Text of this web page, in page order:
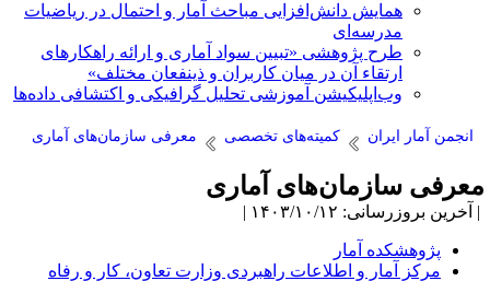
همایش دانش‌افزایی مباحث آمار و احتمال در ریاضیات
مدرسه‌ای
طرح پژوهشی «تبیین سواد آماری و ارائه راهکارهای
ارتقاء آن در میان کاربران و ذینفعان مختلف»
وب‌اپلیکیشن آموزشی تحلیل گرافیکی و اکتشافی داده‌ها
انجمن آمار ایران کمیته‌های تخصصی معرفی سازمان‌های آماری
سازمان‌های آماری
بروزرسانی: ۱۴۰۳/۱۰/۱۲ |
پژوهشکده آمار
مرکز آمار و اطلاعات راهبردی وزارت تعاون، کار و رفاه